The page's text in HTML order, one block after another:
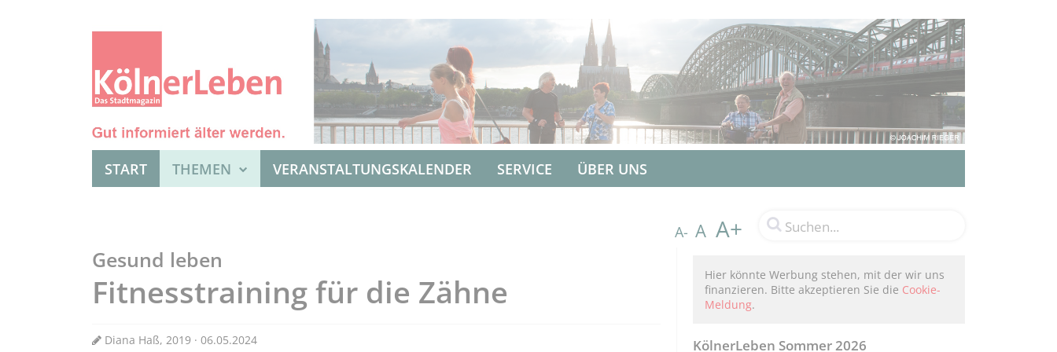
START THEMEN VERANSTALTUNGSKALENDER SERVICE ÜBER UNS
A- A A+
Gesund leben
Fitnesstraining für die Zähne
Diana Haß, 2019 · 06.05.2024
Hier könnte Werbung stehen, mit der wir uns
finanzieren. Bitte akzeptieren Sie die Cookie-
Meldung.
KölnerLeben Sommer 2026